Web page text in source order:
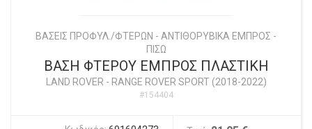
ΒΑΣΕΙΣ ΠΡΟΦΥΛ./ΦΤΕΡΩΝ - ΑΝΤΙΘΟΡΥΒΙΚΑ ΕΜΠΡΟΣ -
ΠΙΣΩ
ΒΑΣΗ ΦΤΕΡΟΥ ΕΜΠΡΟΣ ΠΛΑΣΤΙΚΗ
LAND ROVER - RANGE ROVER SPORT (2018-2022)
#154404